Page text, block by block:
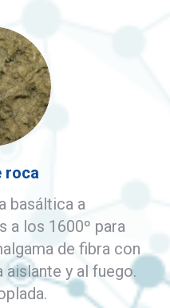
roca
basáltica a
a los 1600º para
de fibra con
aislante y al fuego.